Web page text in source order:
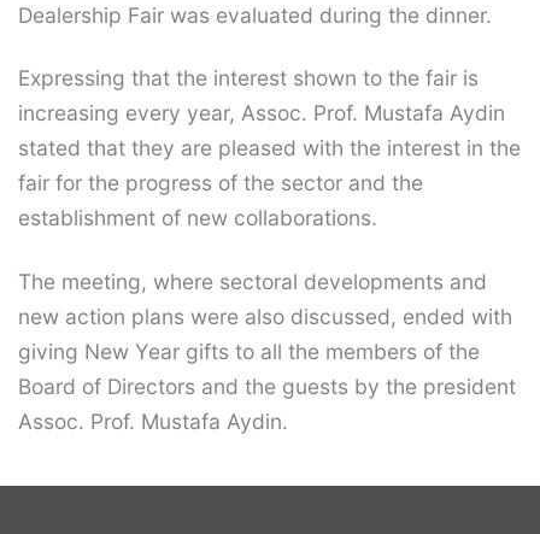
Dealership Fair was evaluated during the dinner.
Expressing that the interest shown to the fair is
increasing every year, Assoc. Prof. Mustafa Aydin
stated that they are pleased with the interest in the
fair for the progress of the sector and the
establishment of new collaborations.
The meeting, where sectoral developments and
new action plans were also discussed, ended with
giving New Year gifts to all the members of the
Board of Directors and the guests by the president
Assoc. Prof. Mustafa Aydin.